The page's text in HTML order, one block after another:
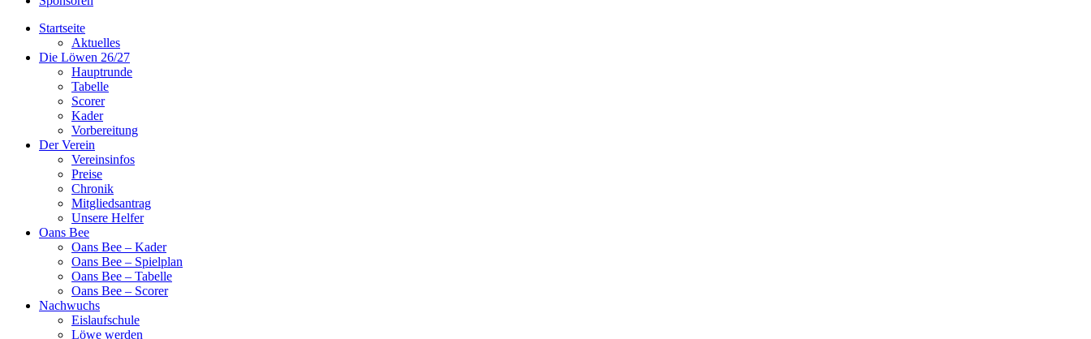
Startseite
Aktuelles
Die Löwen 26/27
Hauptrunde
Tabelle
Scorer
Kader
Vorbereitung
Der Verein
Vereinsinfos
Preise
Chronik
Mitgliedsantrag
Unsere Helfer
Oans Bee
Oans Bee – Kader
Oans Bee – Spielplan
Oans Bee – Tabelle
Oans Bee – Scorer
Nachwuchs
Eislaufschule
Löwe werden